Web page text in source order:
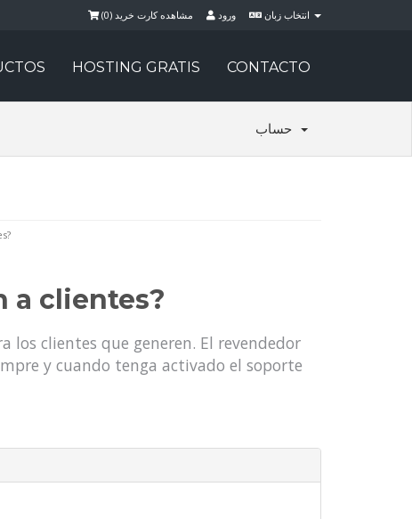
ورود مشاهده کارت خرید (0
)
HOSTING GRATIS CONTACTO
a clientes?
los clientes que generen. El revendedor
y cuando tenga activado el soporte